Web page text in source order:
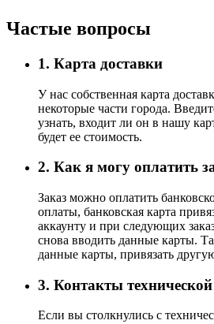
Частые вопросы
1. Карта доставки
У нас собственная карта
некоторые части города.
узнать, входит ли он в нашу
будет ее стоимость.
2. Как я могу оплатить
Заказ можно оплатить
оплаты, банковская карта
аккаунту и при следующих
снова вводить данные карты.
данные карты, привязать
3. Контакты
Если вы столкнулись с